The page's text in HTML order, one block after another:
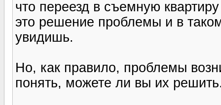
что переезд в съемную
это решение проблемы и в
увидишь.
Но, как правило, проблемы
понять, можете ли вы их